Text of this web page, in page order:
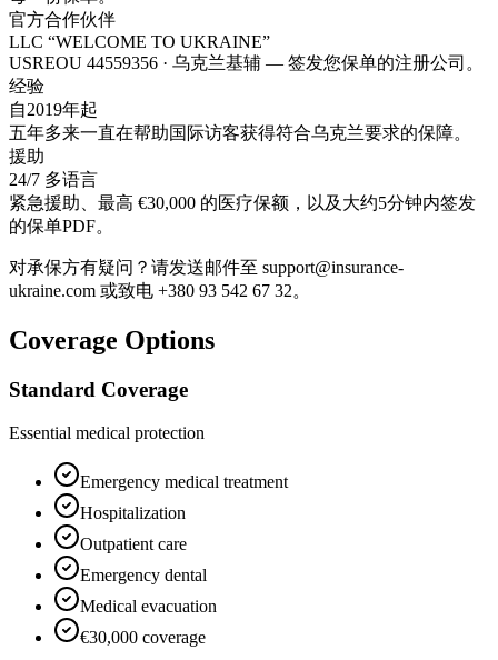
官方合作伙伴
LLC “WELCOME TO UKRAINE”
USREOU 44559356 · 乌克兰基辅 — 签发您保单的注册公司。
经验
自2019年起
五年多来一直在帮助国际访客获得符合乌克兰要求的保障。
援助
24/7 多语言
紧急援助、最高 €30,000 的医疗保额，以及大约5分钟内签发
的保单PDF。
对承保方有疑问？请发送邮件至 support@insurance-
ukraine.com 或致电 +380 93 542 67 32。
Coverage Options
Standard Coverage
Essential medical protection
Emergency medical treatment
Hospitalization
Outpatient care
Emergency dental
Medical evacuation
€30,000 coverage